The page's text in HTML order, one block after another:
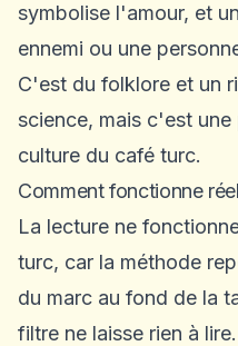
symbolise l'amour, et un
ennemi ou une
C'est du folklore et un
science, mais c'est
culture du café turc.
Comment fonctionne
La lecture ne
turc, car la méthode
du marc au fond de la
filtre ne laisse rien à